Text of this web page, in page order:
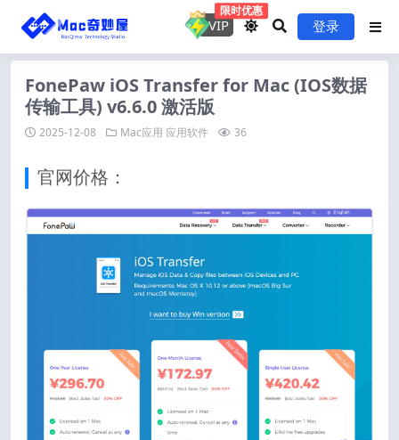
VIP
限时优惠
登录
FonePaw iOS Transfer for Mac (IOS数据
传输工具) v6.6.0 激活版
2025-12-08 Mac应用 应用软件 36
官网价格：